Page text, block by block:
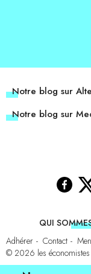
Notre blog sur
Notre blog sur
QUI
Adhérer
Contact
© 2026 les